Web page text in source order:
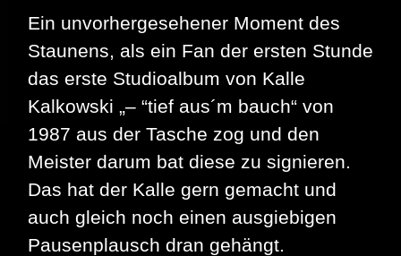
Ein unvorhergesehener Moment des
Staunens, als ein Fan der ersten Stunde
das erste Studioalbum von Kalle
Kalkowski „– “tief aus´m bauch“ von
1987 aus der Tasche zog und den
Meister darum bat diese zu signieren.
Das hat der Kalle gern gemacht und
auch gleich noch einen ausgiebigen
Pausenplausch dran gehängt.